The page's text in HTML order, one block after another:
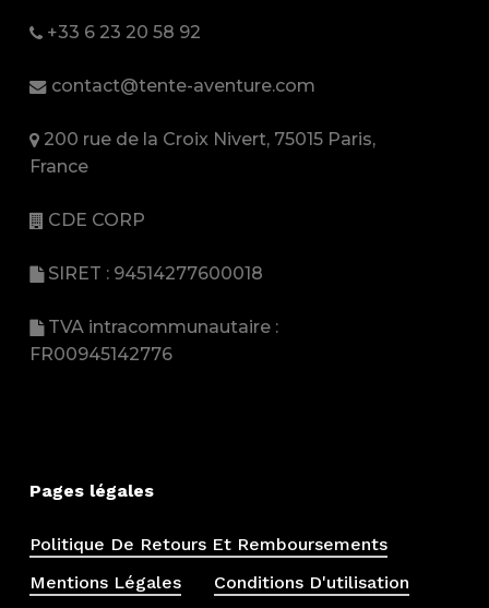
+33 6 23 20 58 92
contact@tente-aventure.com
200 rue de la Croix Nivert, 75015 Paris,
France
CDE CORP
SIRET : 94514277600018
TVA intracommunautaire :
FR00945142776
Pages légales
Politique De Retours Et Remboursements
Mentions Légales
Conditions D'utilisation